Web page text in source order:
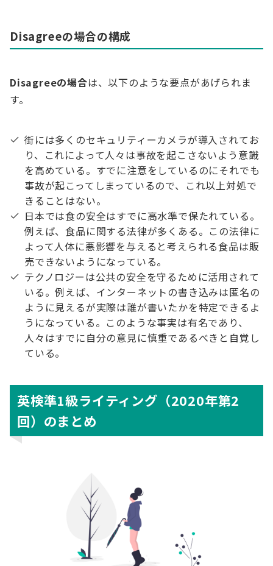
Disagreeの場合の構成
Disagreeの場合は、以下のような要点があげられま
す。
街には多くのセキュリティーカメラが導入されてお
り、これによって人々は事故を起こさないよう意識
を高めている。すでに注意をしているのにそれでも
事故が起こってしまっているので、これ以上対処で
きることはない。
日本では食の安全はすでに高水準で保たれている。
例えば、食品に関する法律が多くある。この法律に
よって人体に悪影響を与えると考えられる食品は販
売できないようになっている。
テクノロジーは公共の安全を守るために活用されて
いる。例えば、インターネットの書き込みは匿名の
ように見えるが実際は誰が書いたかを特定できるよ
うになっている。このような事実は有名であり、
人々はすでに自分の意見に慎重であるべきと自覚し
ている。
英検準1級ライティング（2020年第2
回）のまとめ